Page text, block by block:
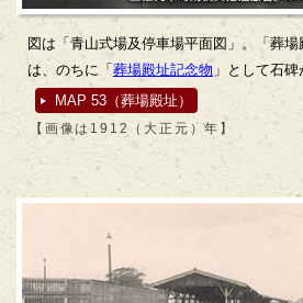
図は「青山式場及停車場平面図」。「葬
は、のちに「 葬場殿址記念物 」として石碑
MAP 53（葬場殿址）
【画像は1912（大正元）年】